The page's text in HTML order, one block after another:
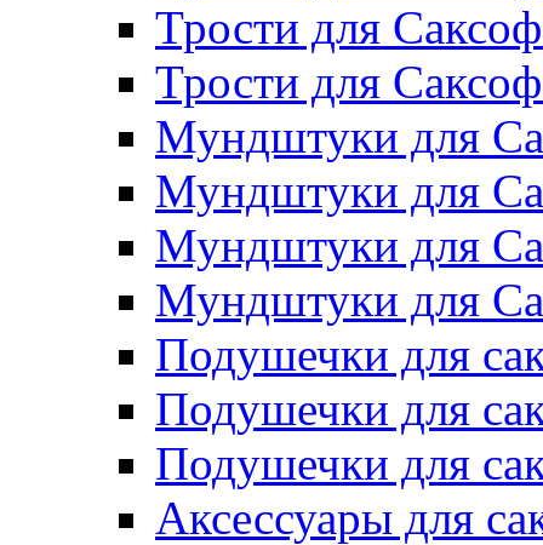
Трости для
Трости для
Мундштуки для
Мундштуки для
Мундштуки для
Мундштуки для
Подушечки для
Подушечки для
Подушечки для
Аксессуары для